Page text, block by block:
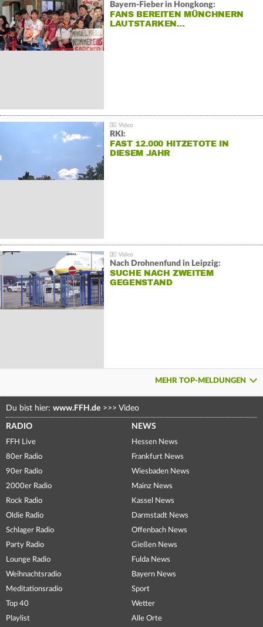
Bayern-Fieber in Hongkong:
FANS BEREITEN MÜNCHNERN
LAUTSTARKEN…
RKI:
FAST 12.000 HITZETOTE IN
DIESEM JAHR
Nach Drohnenfund in Leipzig:
SUCHE NACH ZWEITEM
GEGENSTAND
MEHR TOP-MELDUNGEN
Du bist hier: www.FFH.de >>> Video
RADIO
FFH Live
80er Radio
90er Radio
2000er Radio
Rock Radio
Oldie Radio
Schlager Radio
Party Radio
Lounge Radio
Weihnachtsradio
Meditationsradio
Top 40
Playlist
NEWS
Hessen News
Frankfurt News
Wiesbaden News
Mainz News
Kassel News
Darmstadt News
Offenbach News
Gießen News
Fulda News
Bayern News
Sport
Wetter
Alle Orte